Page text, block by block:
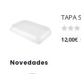
TAPA
out
12,00€
Novedades